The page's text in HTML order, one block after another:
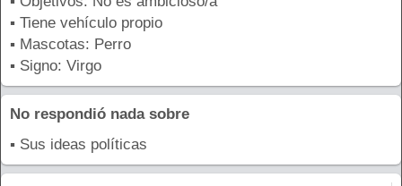
▪ Tiene vehículo propio
▪ Mascotas: Perro
▪ Signo: Virgo
No respondió nada sobre
▪ Sus ideas políticas